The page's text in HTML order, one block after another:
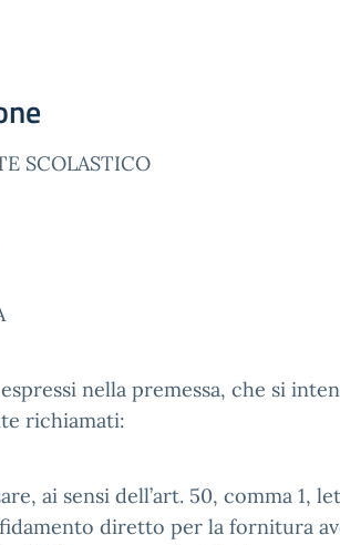
SCOLASTICO
nella premessa, che si
richiamati:
ai sensi dell’art. 50, comma 1,
diretto per la fornitura